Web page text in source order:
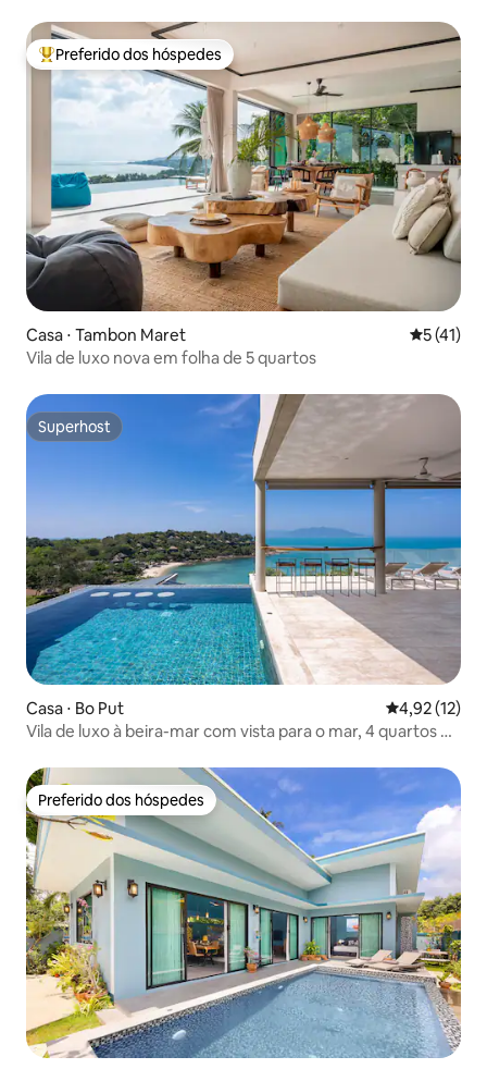
Entre os melhores preferidos dos hóspedes
Preferido dos hóspedes
Casa ⋅ Tambon Maret 5 de uma
5 (41)
Vila de luxo nova em folha de 5 quartos
Superhost
Superhost
Casa ⋅ Bo Put 4,92 de uma
4,92 (12)
Vila de luxo à beira-mar com vista para o mar, 4 quartos e
Preferido dos hóspedes
Preferido dos hóspedes